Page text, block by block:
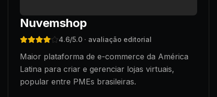
Nuvemshop
4.6/5.0 · avaliação editorial
Maior plataforma de e-commerce da América
Latina para criar e gerenciar lojas virtuais,
popular entre PMEs brasileiras.